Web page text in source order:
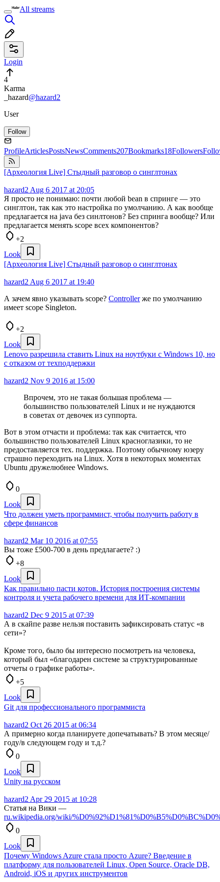
All streams
Login
4
Karma
_hazard@hazard2
User
Follow
ProfileArticlesPostsNewsComments207Bookmarks18Followers
[Археология Live] Стыдный разговор о синглтонах
hazard2 Aug 6 2017 at 20:05
Я просто не понимаю: почти любой bean в спринге — это
синглтон, так как это настройка по умолчанию. А как вообще
предлагается на java без синлтонов? Без спринга вообще? Или
предлагается менять scope всех компонентов?
+2
Look
[Археология Live] Стыдный разговор о синглтонах
hazard2 Aug 6 2017 at 19:40
А зачем явно указывать scope? Controllerже по умолчанию
имеет scope Singleton.
+2
Look
Lenovo разрешила ставить Linux на ноутбуки c Windows 10, но
с отказом от техподдержки
hazard2 Nov 9 2016 at 15:00
Впрочем, это не такая большая проблема —
большинство пользователей Linux и не нуждаются
в советах от девочек из суппорта.
Вот в этом отчасти и проблема: так как считается, что
большинство пользователей Linux красноглазики, то не
предоставляется тех. поддержка. Поэтому обычному юзеру
страшно переходить на Linux. Хотя в некоторых моментах
Ubuntu дружелюбнее Windows.
0
Look
Что должен уметь программист, чтобы получить работу в
сфере финансов
hazard2 Mar 10 2016 at 07:55
Вы тоже £500-700 в день предлагаете? :)
+8
Look
Как правильно пасти котов. История построения системы
контроля и учета рабочего времени для ИТ-компании
hazard2 Dec 9 2015 at 07:39
А в скайпе разве нельзя поставить зафиксировать статус «в
сети»?
Кроме того, было бы интересно посмотреть на человека,
который был «благодарен системе за структурированные
отчеты о графике работы».
+5
Look
Git для профессионального программиста
hazard2 Oct 26 2015 at 06:34
А примерно когда планируете допечатывать? В этом месяце/
году/в следующем году и т.д.?
0
Look
Unity на русском
hazard2 Apr 29 2015 at 10:28
Статья на Вики —
ru.wikipedia.org/wiki/
0
Look
Почему Windows Azure стала просто Azure? Введение в
платформу для пользователей Linux, Open Source, Oracle DB,
Android, iOS и других инструментов